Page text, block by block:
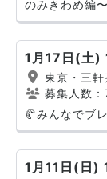
のみきわめ編〜
1月17日(土
東京・三軒
募集人数：
🥐みんなでブ
1月11日(日